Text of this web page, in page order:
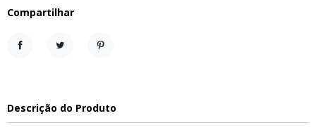
Compartilhar
Descrição do Produto